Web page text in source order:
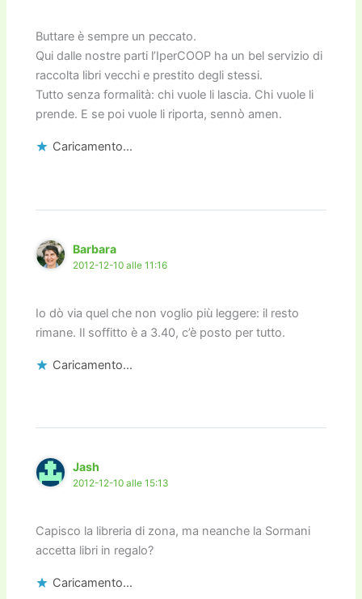
Buttare è sempre un peccato.
Qui dalle nostre parti l’IperCOOP ha un bel servizio di
raccolta libri vecchi e prestito degli stessi.
Tutto senza formalità: chi vuole li lascia. Chi vuole li
prende. E se poi vuole li riporta, sennò amen.
Caricamento...
Barbara
2012-12-10 alle 11:16
Io dò via quel che non voglio più leggere: il resto
rimane. Il soffitto è a 3.40, c’è posto per tutto.
Caricamento...
Jash
2012-12-10 alle 15:13
Capisco la libreria di zona, ma neanche la Sormani
accetta libri in regalo?
Caricamento...